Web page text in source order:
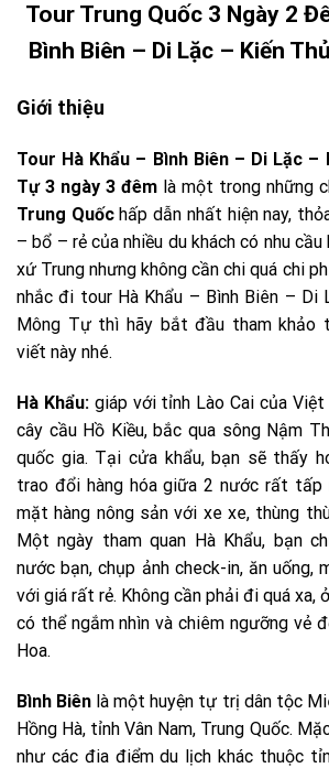
Tour Trung Quốc 3 Ngày 2
Bình Biên – Di Lặc – Kiến
Giới thiệu
Tour Hà Khẩu – Bình Biên – Di Lặc –
Tự 3 ngày 3 đêm là một trong những
Trung Quốc hấp dẫn nhất hiện nay,
– bổ – rẻ của nhiều du khách có nhu
xứ Trung nhưng không cần chi quá chi
nhắc đi tour Hà Khẩu – Bình Biên –
Mông Tự thì hãy bắt đầu tham khảo
viết này nhé.
Hà Khẩu:giáp với tỉnh Lào Cai của Việt
cây cầu Hồ Kiều, bắc qua sông Nậm
quốc gia. Tại cửa khẩu, bạn sẽ thấy
trao đổi hàng hóa giữa 2 nước rất tấp
mặt hàng nông sản với xe xe, thùng
Một ngày tham quan Hà Khẩu, bạn
nước bạn, chụp ảnh check-in, ăn uống,
với giá rất rẻ. Không cần phải đi quá xa,
có thể ngắm nhìn và chiêm ngưỡng vẻ
Hoa.
Bình Biên là một huyện tự trị dân tộc
Hồng Hà, tỉnh Vân Nam, Trung Quốc.
như các đia điểm du lịch khác thuộc